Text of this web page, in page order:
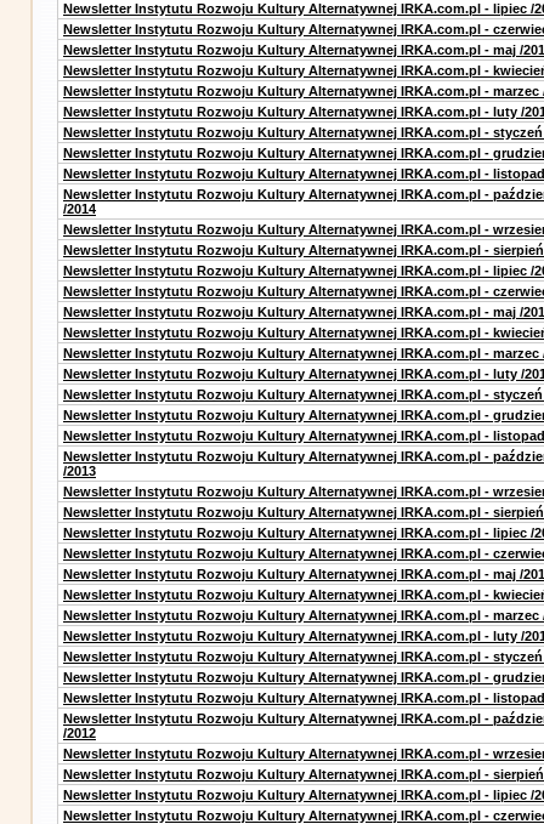
Newsletter Instytutu Rozwoju Kultury Alternatywnej IRKA.com.pl - lipiec /
Newsletter Instytutu Rozwoju Kultury Alternatywnej IRKA.com.pl -
Newsletter Instytutu Rozwoju Kultury Alternatywnej IRKA.com.pl - maj /
Newsletter Instytutu Rozwoju Kultury Alternatywnej IRKA.com.pl -
Newsletter Instytutu Rozwoju Kultury Alternatywnej IRKA.com.pl - marzec
Newsletter Instytutu Rozwoju Kultury Alternatywnej IRKA.com.pl - luty /
Newsletter Instytutu Rozwoju Kultury Alternatywnej IRKA.com.pl - styczeń
Newsletter Instytutu Rozwoju Kultury Alternatywnej IRKA.com.pl -
Newsletter Instytutu Rozwoju Kultury Alternatywnej IRKA.com.pl - listopad
Newsletter Instytutu Rozwoju Kultury Alternatywnej IRKA.com.pl -
/2014
Newsletter Instytutu Rozwoju Kultury Alternatywnej IRKA.com.pl -
Newsletter Instytutu Rozwoju Kultury Alternatywnej IRKA.com.pl - sierpień
Newsletter Instytutu Rozwoju Kultury Alternatywnej IRKA.com.pl - lipiec /
Newsletter Instytutu Rozwoju Kultury Alternatywnej IRKA.com.pl -
Newsletter Instytutu Rozwoju Kultury Alternatywnej IRKA.com.pl - maj /
Newsletter Instytutu Rozwoju Kultury Alternatywnej IRKA.com.pl -
Newsletter Instytutu Rozwoju Kultury Alternatywnej IRKA.com.pl - marzec
Newsletter Instytutu Rozwoju Kultury Alternatywnej IRKA.com.pl - luty /
Newsletter Instytutu Rozwoju Kultury Alternatywnej IRKA.com.pl - styczeń
Newsletter Instytutu Rozwoju Kultury Alternatywnej IRKA.com.pl -
Newsletter Instytutu Rozwoju Kultury Alternatywnej IRKA.com.pl - listopad
Newsletter Instytutu Rozwoju Kultury Alternatywnej IRKA.com.pl -
/2013
Newsletter Instytutu Rozwoju Kultury Alternatywnej IRKA.com.pl -
Newsletter Instytutu Rozwoju Kultury Alternatywnej IRKA.com.pl - sierpień
Newsletter Instytutu Rozwoju Kultury Alternatywnej IRKA.com.pl - lipiec /
Newsletter Instytutu Rozwoju Kultury Alternatywnej IRKA.com.pl -
Newsletter Instytutu Rozwoju Kultury Alternatywnej IRKA.com.pl - maj /
Newsletter Instytutu Rozwoju Kultury Alternatywnej IRKA.com.pl -
Newsletter Instytutu Rozwoju Kultury Alternatywnej IRKA.com.pl - marzec
Newsletter Instytutu Rozwoju Kultury Alternatywnej IRKA.com.pl - luty /
Newsletter Instytutu Rozwoju Kultury Alternatywnej IRKA.com.pl - styczeń
Newsletter Instytutu Rozwoju Kultury Alternatywnej IRKA.com.pl -
Newsletter Instytutu Rozwoju Kultury Alternatywnej IRKA.com.pl - listopad
Newsletter Instytutu Rozwoju Kultury Alternatywnej IRKA.com.pl -
/2012
Newsletter Instytutu Rozwoju Kultury Alternatywnej IRKA.com.pl -
Newsletter Instytutu Rozwoju Kultury Alternatywnej IRKA.com.pl - sierpień
Newsletter Instytutu Rozwoju Kultury Alternatywnej IRKA.com.pl - lipiec /
Newsletter Instytutu Rozwoju Kultury Alternatywnej IRKA.com.pl -